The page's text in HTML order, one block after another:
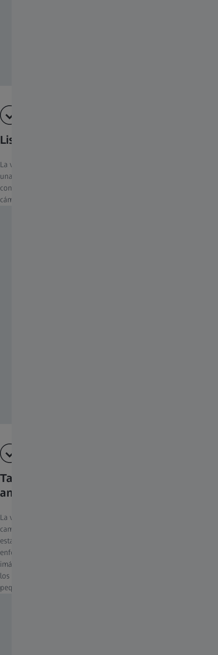
Lista para usar en cinco minutos
La visualización en directo en la pantalla de 1,9 pulgadas permite
una rápida alineación. El botón «TEST» garantiza una
configuración correcta sin necesidad de acceder al menú de la
cámara.
También disponible en versión gran
angular
La versión gran angular de la ZEISS Secacam 3 tiene un amplio
campo de visión de 100°, ideal para supervisar áreas amplias o
estaciones de cebo. Incluye más del entorno en el encuadre. El
enfoque cercano de la cámara, de 35 cm, permite obtener
imágenes nítidas y detalladas de sujetos cercanos, minimizando
los puntos ciegos y garantizando la claridad para animales
pequeños o que se mueven rápidamente.